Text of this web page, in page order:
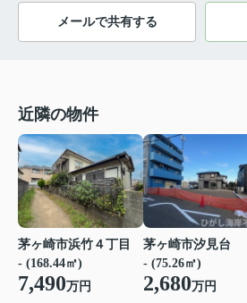
メールで共有する
近隣の物件
茅ヶ崎市浜竹４丁目
- (168.44㎡)
7,490万円
茅ヶ崎市汐見台
- (75.26㎡)
2,680万円